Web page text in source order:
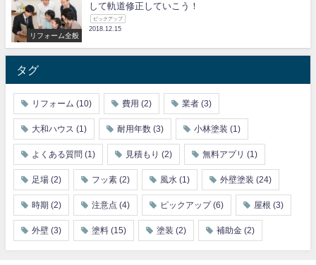
リフォーム全般
して軌道修正していこう！
ピックアップ
2018.12.15
タグ
リフォーム (10) 費用 (2) 業者 (3)
大和ハウス (1) 耐用年数 (3) 小林塗装 (1)
よくある質問 (1) 見積もり (2) 無料アプリ (1)
足場 (2) フッ素 (2) 風水 (1) 外壁塗装 (24)
時期 (2) 注意点 (4) ピックアップ (6) 屋根 (3)
外壁 (3) 塗料 (15) 塗装 (2) 補助金 (2)